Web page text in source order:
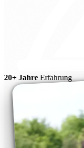
20+ Jahre Erfahrung